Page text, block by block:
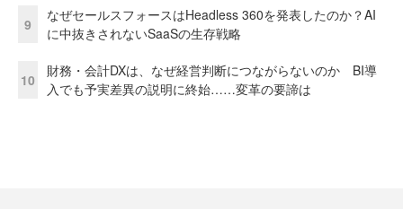
9
なぜセールスフォースはHeadless 360を発表したのか？AI
に中抜きされないSaaSの生存戦略
10
財務・会計DXは、なぜ経営判断につながらないのか BI導
入でも予実差異の説明に終始……変革の要諦は